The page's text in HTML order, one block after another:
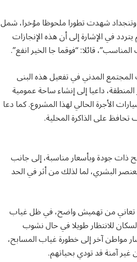
وتنجداد شهدت تطورا ملحوظا مؤخرا، شمل
يتردد في الإشارة إلى أن هذه الإنجازات
قائلا: “فوقما جا الخير انفع”.
المدني في تفعيل هذه البنى
داعيا إلى إنشاء ساحة عمومية
الأجرة الحالي لهذا المشروع. كما دعا
على الذاكرة المحلية.
جودة وبأسعار مناسبة، إلى جانب
البشري، لما لذلك من أثر في الحد
تعاني من تهميش واضح، في ظل غياب
للانتظار طويلا في حال نشوب
كلميمة التي تبعد حوالي 20 كيلومترا”. وأشار مواطن آخر إلى خطورة غياب المسابح،
غير آمنة قد تودي بحياتهم.